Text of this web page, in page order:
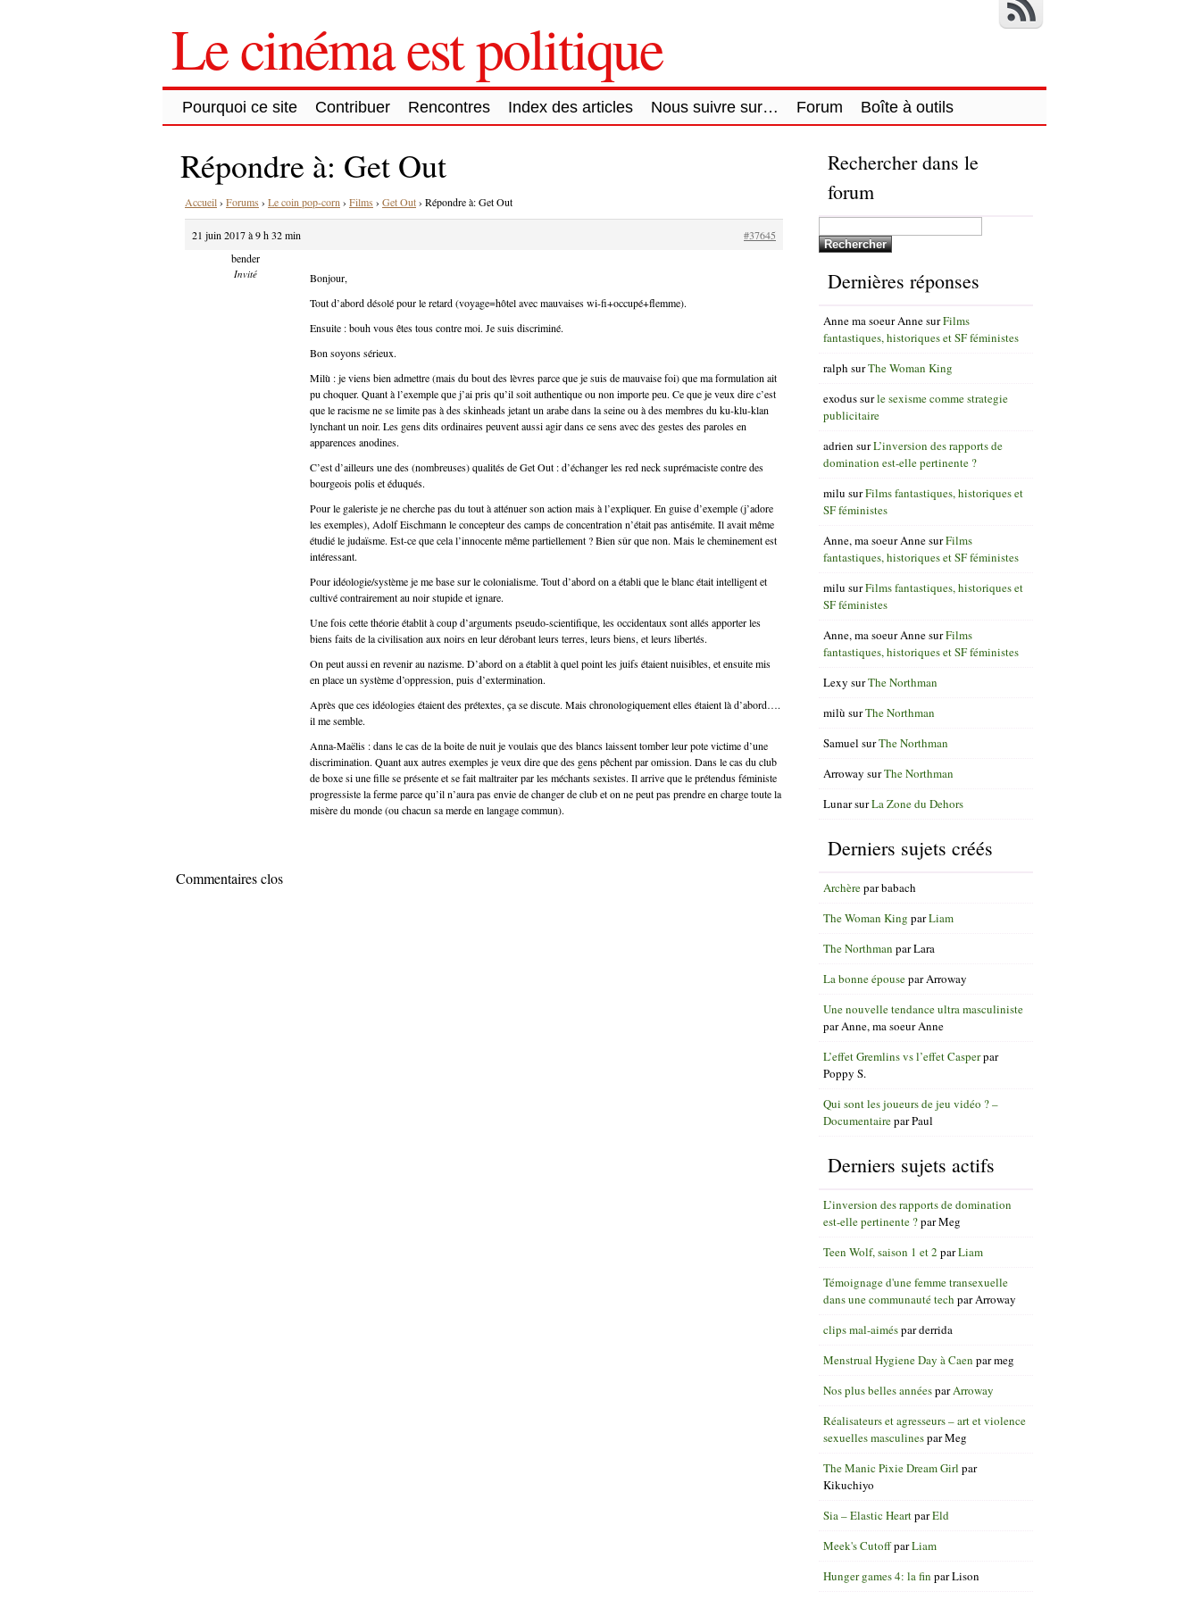
Le cinéma est politique
Pourquoi ce site Contribuer Rencontres Index des articles Nous suivre sur… Forum Boîte à outils
Répondre à: Get Out
Accueil› Forums › Le coin pop-corn › Films › Get Out› Répondre à: Get Out
21 juin 2017 à 9 h 32 min
#37645
bender
Invité
Bonjour,
Tout d’abord désolé pour le retard (voyage=hôtel avec mauvaises wi-fi+occupé+flemme).
Ensuite : bouh vous êtes tous contre moi. Je suis discriminé.
Bon soyons sérieux.
Milù : je viens bien admettre (mais du bout des lèvres parce que je suis de mauvaise foi) que ma formulation ait
pu choquer. Quant à l’exemple que j’ai pris qu’il soit authentique ou non importe peu. Ce que je veux dire c’est
que le racisme ne se limite pas à des skinheads jetant un arabe dans la seine ou à des membres du ku-klu-klan
lynchant un noir. Les gens dits ordinaires peuvent aussi agir dans ce sens avec des gestes des paroles en
apparences anodines.
C’est d’ailleurs une des (nombreuses) qualités de Get Out : d’échanger les red neck suprémaciste contre des
bourgeois polis et éduqués.
Pour le galeriste je ne cherche pas du tout à atténuer son action mais à l’expliquer. En guise d’exemple (j’adore
les exemples), Adolf Eischmann le concepteur des camps de concentration n’était pas antisémite. Il avait même
étudié le judaïsme. Est-ce que cela l’innocente même partiellement ? Bien sûr que non. Mais le cheminement est
intéressant.
Pour idéologie/système je me base sur le colonialisme. Tout d’abord on a établi que le blanc était intelligent et
cultivé contrairement au noir stupide et ignare.
Une fois cette théorie établit à coup d’arguments pseudo-scientifique, les occidentaux sont allés apporter les
biens faits de la civilisation aux noirs en leur dérobant leurs terres, leurs biens, et leurs libertés.
On peut aussi en revenir au nazisme. D’abord on a établit à quel point les juifs étaient nuisibles, et ensuite mis
en place un système d’oppression, puis d’extermination.
Après que ces idéologies étaient des prétextes, ça se discute. Mais chronologiquement elles étaient là d’abord….
il me semble.
Anna-Maëlis : dans le cas de la boite de nuit je voulais que des blancs laissent tomber leur pote victime d’une
discrimination. Quant aux autres exemples je veux dire que des gens pêchent par omission. Dans le cas du club
de boxe si une fille se présente et se fait maltraiter par les méchants sexistes. Il arrive que le prétendus féministe
progressiste la ferme parce qu’il n’aura pas envie de changer de club et on ne peut pas prendre en charge toute la
misère du monde (ou chacun sa merde en langage commun).
Commentaires clos
Rechercher dans le
forum
Dernières réponses
Anne ma soeur AnnesurFilms
fantastiques, historiques et SF féministes
ralph surThe Woman King
exodussurle sexisme comme strategie
publicitaire
adrien surL’inversion des rapports de
domination est-elle pertinente ?
milu surFilms fantastiques, historiques et
SF féministes
Anne, ma soeur AnnesurFilms
fantastiques, historiques et SF féministes
milu surFilms fantastiques, historiques et
SF féministes
Anne, ma soeur AnnesurFilms
fantastiques, historiques et SF féministes
Lexy surThe Northman
milù surThe Northman
Samuel surThe Northman
Arroway surThe Northman
LunarsurLa Zone du Dehors
Derniers sujets créés
Archèreparbabach
The Woman King parLiam
The Northman parLara
La bonne épouseparArroway
Une nouvelle tendance ultra masculiniste
parAnne, ma soeur Anne
L’effet Gremlins vs l’effet Casperpar
Poppy S.
Qui sont les joueurs de jeu vidéo ? –
DocumentaireparPaul
Derniers sujets actifs
L’inversion des rapports de domination
est-elle pertinente ?parMeg
Teen Wolf, saison 1 et 2 parLiam
Témoignage d'une femme transexuelle
dans une communauté tech parArroway
clips mal-aimésparderrida
Menstrual Hygiene Day à Caen parmeg
Nos plus belles annéesparArroway
Réalisateurs et agresseurs – art et violence
sexuelles masculinesparMeg
The Manic Pixie Dream Girl par
Kikuchiyo
Sia – Elastic HeartparEld
Meek's CutoffparLiam
Hunger games 4: la fin parLison